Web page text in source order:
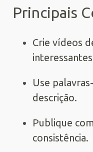
Principais
Crie vídeos
Use
descrição.
Publique
consistência.